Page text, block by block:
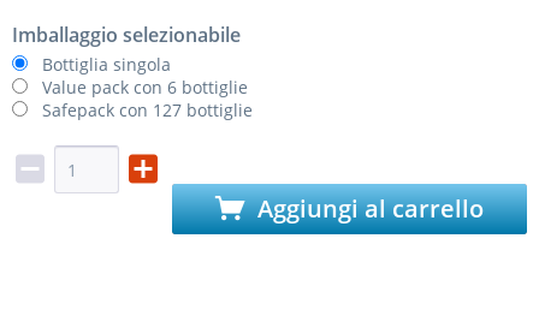
Imballaggio selezionabile
Bottiglia singola
Value pack con 6 bottiglie
Safepack con 127 bottiglie
Aggiungi al carrello